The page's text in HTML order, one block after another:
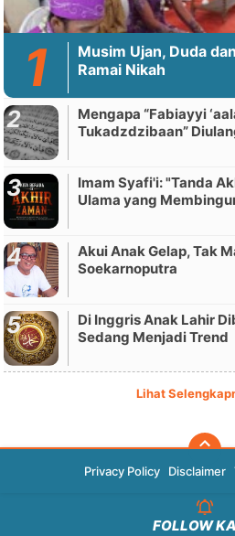
Musim Ujan, Duda
Ramai Nikah
Mengapa “Fabiayyi
Tukadzdzibaan”
Imam Syafi'i: "Tanda
Ulama yang
Akui Anak Gelap, Tak
Soekarnoputra
Di Inggris Anak Lahir
Sedang Menjadi Trend
Lihat
Privacy Policy Disclaimer
FOLLOW